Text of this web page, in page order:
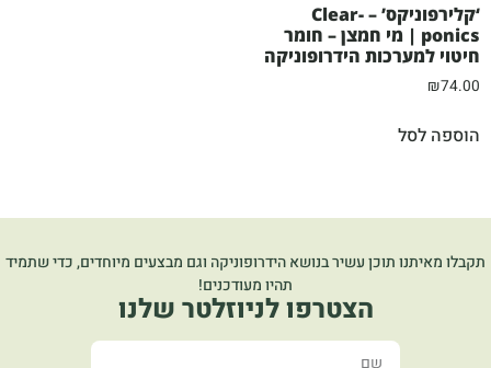
‘קלירפוניקס’ – Clear-
ponics | מי חמצן – חומר
חיטוי למערכות הידרופוניקה
₪74.00
הוספה לסל
תקבלו מאיתנו תוכן עשיר בנושא הידרופוניקה וגם מבצעים מיוחדים, כדי שתמיד
תהיו מעודכנים!
הצטרפו לניוזלטר שלנו